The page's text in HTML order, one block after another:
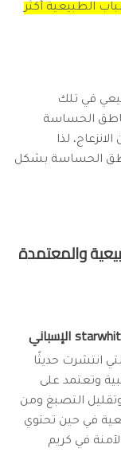
الطبيعية أكثر
في تلك
الحساسة
لذا
الحساسة بشكل
والمعتمدة
انتشرت حديثًا
وتعتمد على
التصبغ ومن
في حين تحتوي
في كريم